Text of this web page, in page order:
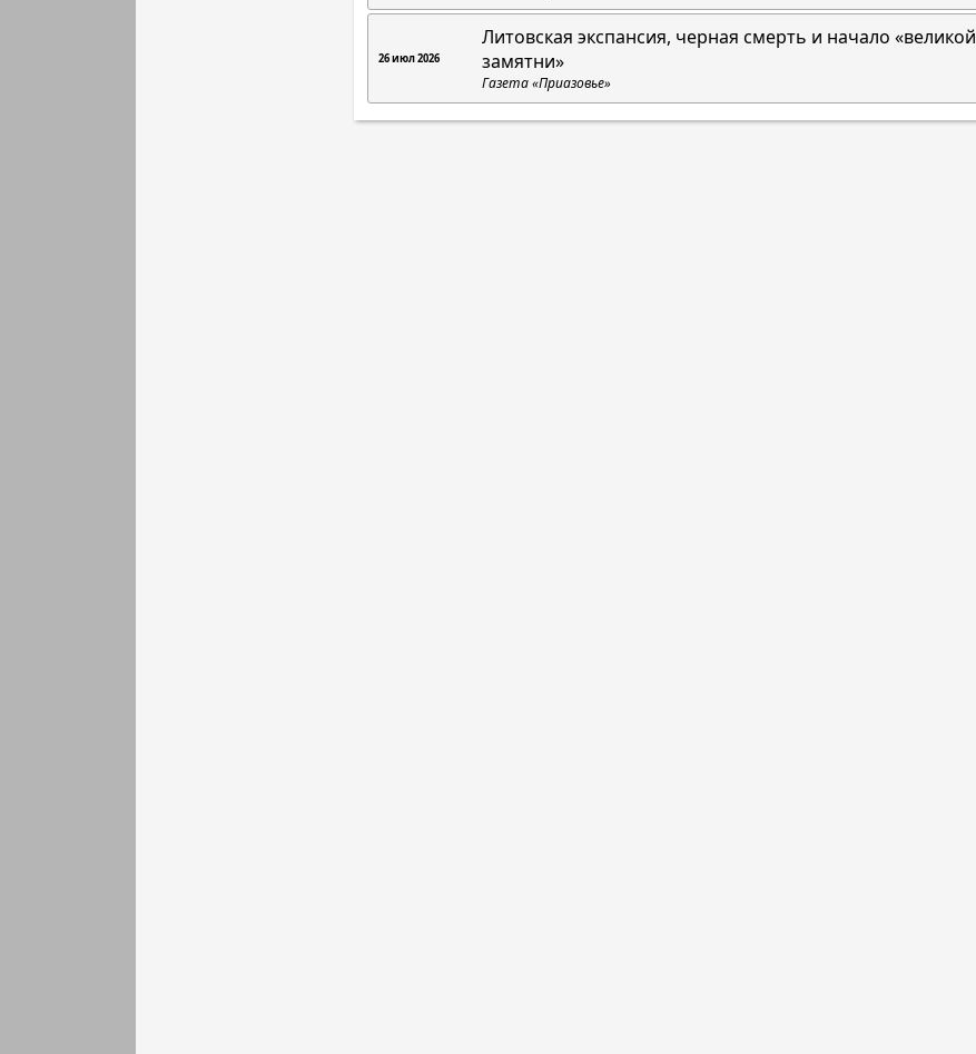
26 июл 2026
Литовская экспансия, черная смерть и начало «великой
замятни»
Газета «Приазовье»